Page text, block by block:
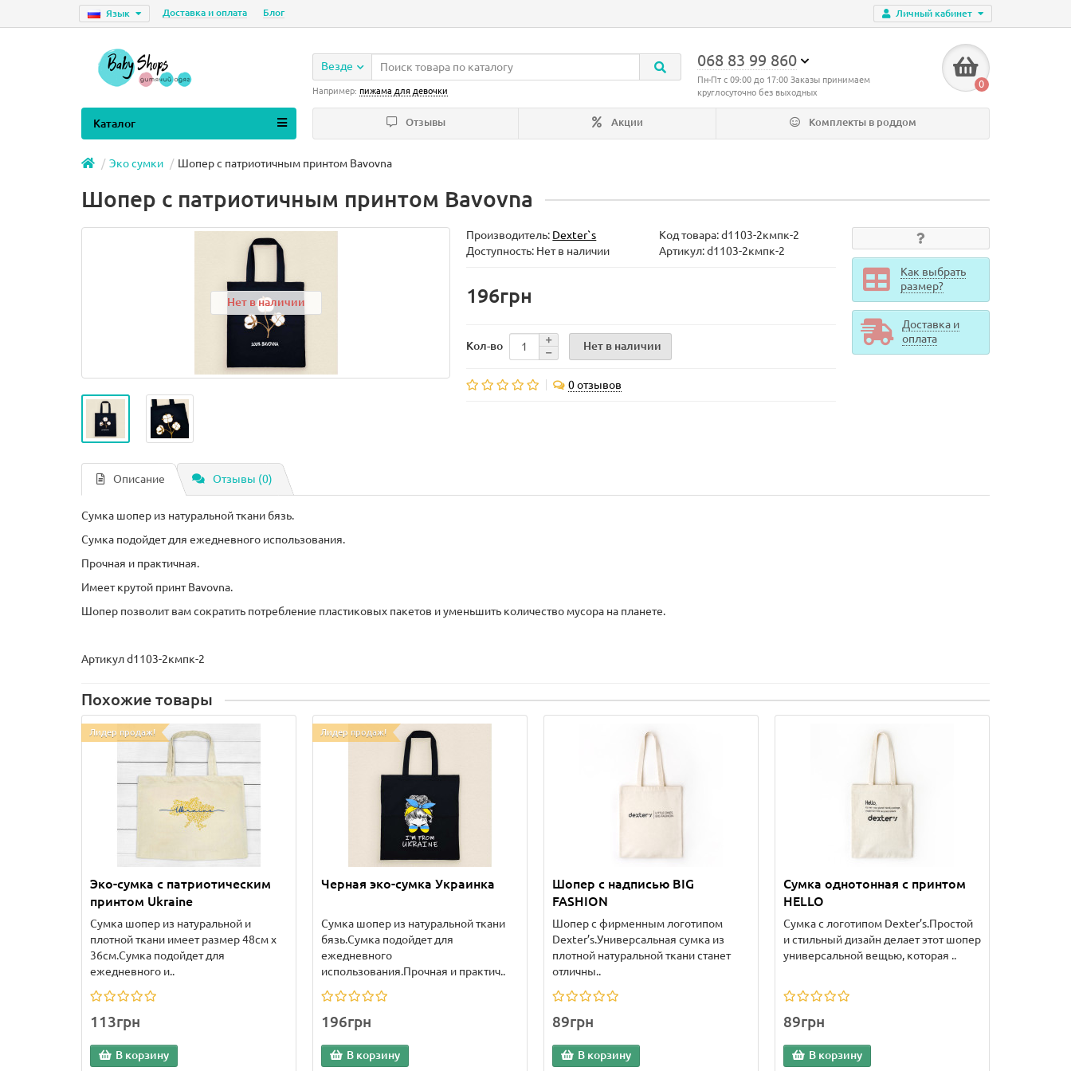
Личный кабинет
Язык Доставка и оплата Блог
068 83 99 860
Пн-Пт с 09:00 до 17:00 Заказы принимаем
круглосуточно без выходных
0
Везде
Например: пижама для девочки
Отзывы Акции Комплекты в роддом
Каталог
Эко сумки Шопер с патриотичным принтом Bavovna
Шопер с патриотичным принтом Bavovna
Нет в наличии
Производитель: Dexter`s Код товара:d1103-2кмпк-2
Доступность: Нет в наличии
Артикул: d1103-2кмпк-2
196грн
Кол-во Нет в наличии
0 отзывов
Как выбрать
размер?
Доставка и
оплата
Описание Отзывы (0)
Сумка шопер из натуральной ткани бязь.
Сумка подойдет для ежедневного использования.
Прочная и практичная.
Имеет крутой принт Bavovna.
Шопер позволит вам сократить потребление пластиковых пакетов и уменьшить количество мусора на планете.
Артикул d1103-2кмпк-2
Похожие товары
Лидер продаж!
Эко-сумка с патриотическим
принтом Ukraine
Сумка шопер из натуральной и
плотной ткани имеет размер 48см х
36см.Сумка подойдет для
ежедневного и..
113грн
В корзину
Лидер продаж!
Черная эко-сумка Украинка
Сумка шопер из натуральной ткани
бязь.Сумка подойдет для
ежедневного
использования.Прочная и практич..
196грн
В корзину
Шопер с надписью BIG
FASHION
Шопер с фирменным логотипом
Dexter’s.Универсальная сумка из
плотной натуральной ткани станет
отличны..
89грн
В корзину
Сумка однотонная с принтом
HELLO
Сумка с логотипом Dexter’s.Простой
и стильный дизайн делает этот шопер
универсальной вещью, которая ..
89грн
В корзину